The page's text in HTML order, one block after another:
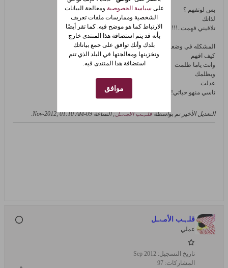
بس لوتفهم ؟
لذاتك
تلاقيني فهمت..!!!
المشكله في وضعنا
كيف افهم
وانت ياما ظلمت
وبظلمك
عدلت
ناسي منهو حياتي!!!
التعديل الأخير تم بواسطةقلـ,ـب الأمـ،ـل; الساعة09-Nov-2012, 01:10 AM
.
قلـ,ـب الأمـ،ـل
عملي
تاريخ التسجيل: Sep 2012
المشاركات: 97
على سياسة الخصوصية ومعالجة البيانات
الشخصية وممارسات ملفات تعريف
الارتباط كما هو موضح فيه. كما تقر أيضًا
بأنه قد يتم استضافة هذا المنتدى خارج
بلدك وأنك توافق على جمع بياناتك
وتخزينها ومعالجتها في البلد الذي تتم
استضافة هذا المنتدى فيه.
موافق